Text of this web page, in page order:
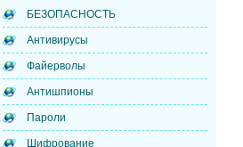
БЕЗОПАСНОСТЬ
Антивирусы
Файерволы
Антишпионы
Пароли
Шифрование